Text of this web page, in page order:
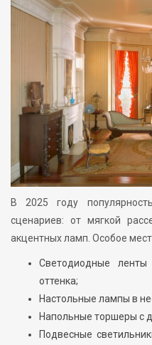
В 2025 году
сценариев: от мягкой
акцентных ламп. Особое
Светодиодные
оттенка;
Настольные лампы в
Напольные торшеры с
Подвесные